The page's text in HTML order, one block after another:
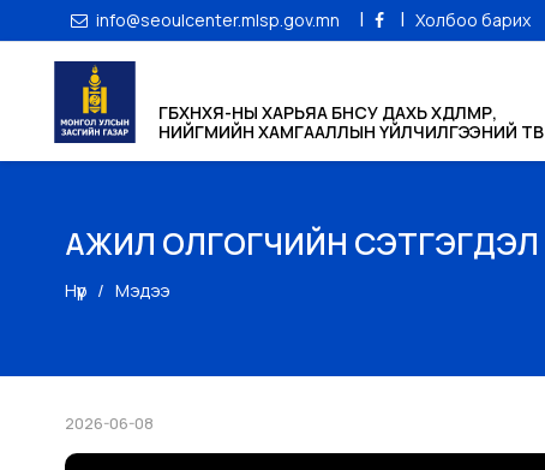
info@seoulcenter.mlsp.gov.mn | | Холбоо барих
ГБХНХЯ-НЫ ХАРЬЯА БНСУ ДАХЬ ХӨДӨЛМӨР,
НИЙГМИЙН ХАМГААЛЛЫН ҮЙЛЧИЛГЭЭНИЙ ТӨВ
АЖИЛ ОЛГОГЧИЙН СЭТГЭГДЭЛ
Нүүр Мэдээ
2026-06-08